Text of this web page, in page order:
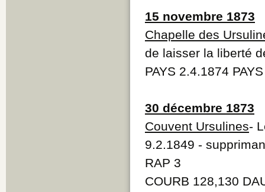
15 novembre 1873
Chapelle des
de laisser la liberté
PAYS 2.4.1874
30 décembre 1873
Couvent Ursulines-
9.2.1849 -
RAP 3
COURB 128,130